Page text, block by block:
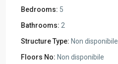
Bedrooms: 5
Bathrooms: 2
Structure Type: Non disponibile
Floors No: Non disponibile